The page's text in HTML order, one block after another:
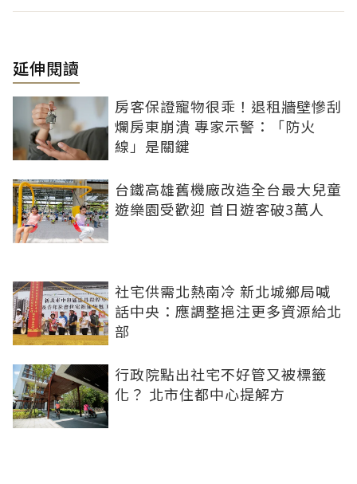
延伸閱讀
房客保證寵物很乖！退租牆壁慘刮
爛房東崩潰 專家示警：「防火
線」是關鍵
台鐵高雄舊機廠改造全台最大兒童
遊樂園受歡迎 首日遊客破3萬人
社宅供需北熱南冷 新北城鄉局喊
話中央：應調整挹注更多資源給北
部
行政院點出社宅不好管又被標籤
化？ 北市住都中心提解方